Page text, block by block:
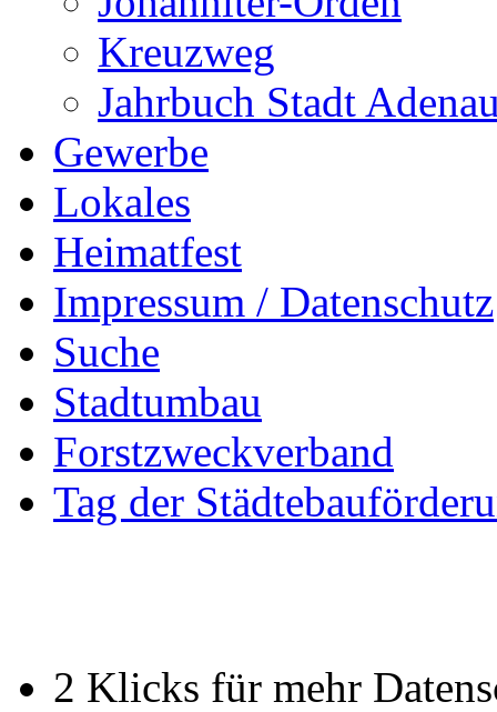
Kreuzweg
Jahrbuch Stadt
Gewerbe
Lokales
Heimatfest
Impressum / Datenschutz
Suche
Stadtumbau
Forstzweckverband
Tag der
2 Klicks für mehr